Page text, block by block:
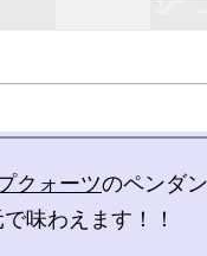
クォーツのペンダ
味わえます！！